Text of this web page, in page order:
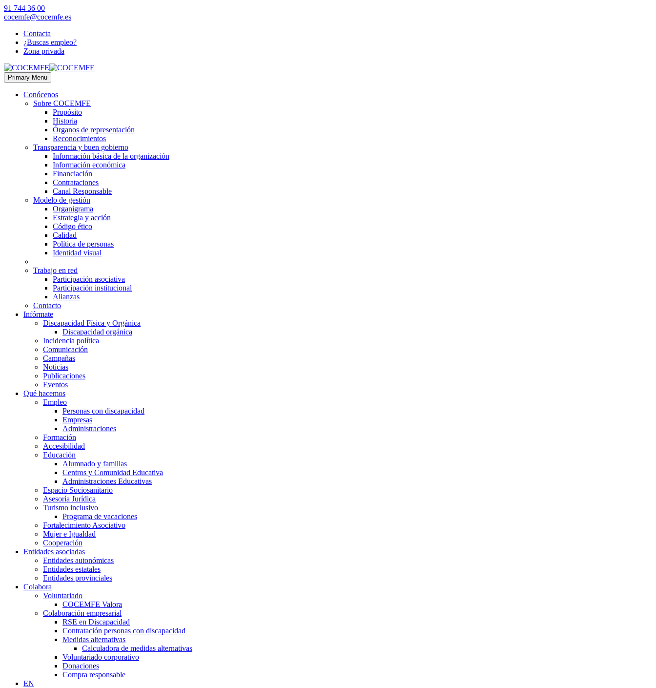
91 744 36 00
cocemfe@cocemfe.es
Contacta
¿Buscas empleo?
Zona privada
Primary Menu
Conócenos
Sobre COCEMFE
Propósito
Historia
Órganos de representación
Reconocimientos
Transparencia y buen gobierno
Información básica de la organización
Información económica
Financiación
Contrataciones
Canal Responsable
Modelo de gestión
Organigrama
Estrategia y acción
Código ético
Calidad
Política de personas
Identidad visual
Trabajo en red
Participación asociativa
Participación institucional
Alianzas
Contacto
Infórmate
Discapacidad Física y Orgánica
Discapacidad orgánica
Incidencia política
Comunicación
Campañas
Noticias
Publicaciones
Eventos
Qué hacemos
Empleo
Personas con discapacidad
Empresas
Administraciones
Formación
Accesibilidad
Educación
Alumnado y familias
Centros y Comunidad Educativa
Administraciones Educativas
Espacio Sociosanitario
Asesoría Jurídica
Turismo inclusivo
Programa de vacaciones
Fortalecimiento Asociativo
Mujer e Igualdad
Cooperación
Entidades asociadas
Entidades autonómicas
Entidades estatales
Entidades provinciales
Colabora
Voluntariado
COCEMFE Valora
Colaboración empresarial
RSE en Discapacidad
Contratación personas con discapacidad
Medidas alternativas
Calculadora de medidas alternativas
Voluntariado corporativo
Donaciones
Compra responsable
EN